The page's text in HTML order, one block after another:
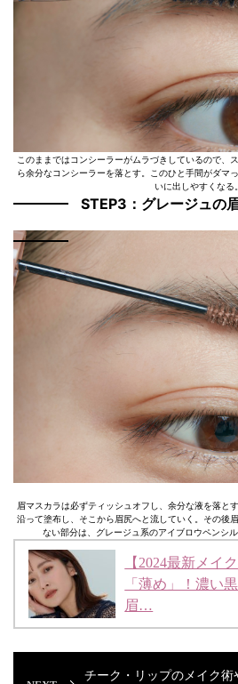
このままではコンシーラーがムラづきしているので、
ら余分なコンシーラーを落とす。このひと手間がダマ
いに出しやすくなる。
STEP3：グレージュの
眉マスカラは必ずティッシュオフし、余分な液を落と
沿って塗布し、そこから眉尻へと流していく。その後
ない部分は、グレージュ系のアイブロウペンシ
【2024最新メイ
「薄め」！濃い
眉…
チーク・リップのメイク